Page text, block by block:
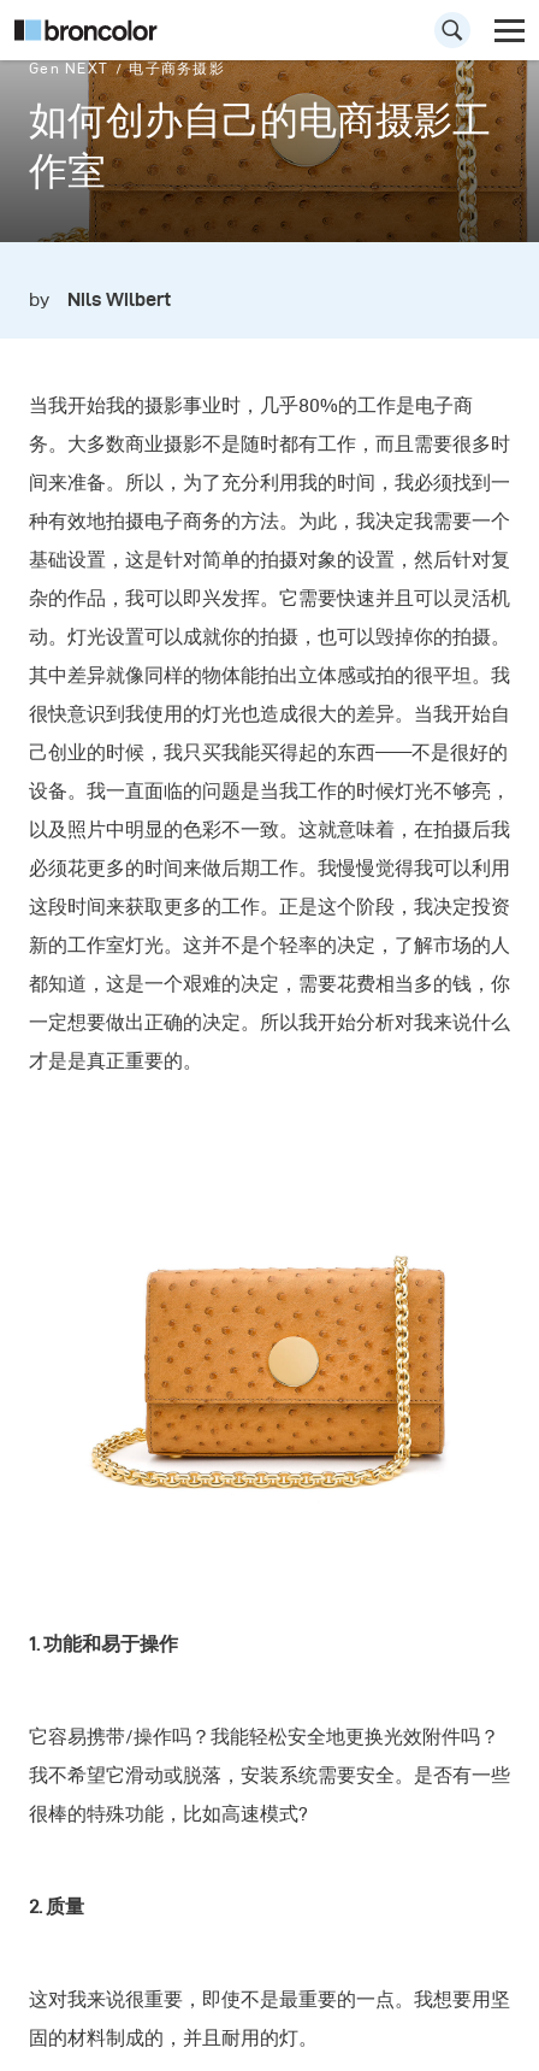
Gen NEXT 电子商务摄影
如何创办自己的电商摄影工
作室
by Nils Wilbert
当我开始我的摄影事业时，几乎80%的工作是电子商
务。大多数商业摄影不是随时都有工作，而且需要很多时
间来准备。所以，为了充分利用我的时间，我必须找到一
种有效地拍摄电子商务的方法。为此，我决定我需要一个
基础设置，这是针对简单的拍摄对象的设置，然后针对复
杂的作品，我可以即兴发挥。它需要快速并且可以灵活机
动。灯光设置可以成就你的拍摄，也可以毁掉你的拍摄。
其中差异就像同样的物体能拍出立体感或拍的很平坦。我
很快意识到我使用的灯光也造成很大的差异。当我开始自
己创业的时候，我只买我能买得起的东西——不是很好的
设备。我一直面临的问题是当我工作的时候灯光不够亮，
以及照片中明显的色彩不一致。这就意味着，在拍摄后我
必须花更多的时间来做后期工作。我慢慢觉得我可以利用
这段时间来获取更多的工作。正是这个阶段，我决定投资
新的工作室灯光。这并不是个轻率的决定，了解市场的人
都知道，这是一个艰难的决定，需要花费相当多的钱，你
一定想要做出正确的决定。所以我开始分析对我来说什么
才是是真正重要的。
1. 功能和易于操作
它容易携带/操作吗？我能轻松安全地更换光效附件吗？
我不希望它滑动或脱落，安装系统需要安全。是否有一些
很棒的特殊功能，比如高速模式?
2. 质量
这对我来说很重要，即使不是最重要的一点。我想要用坚
固的材料制成的，并且耐用的灯。